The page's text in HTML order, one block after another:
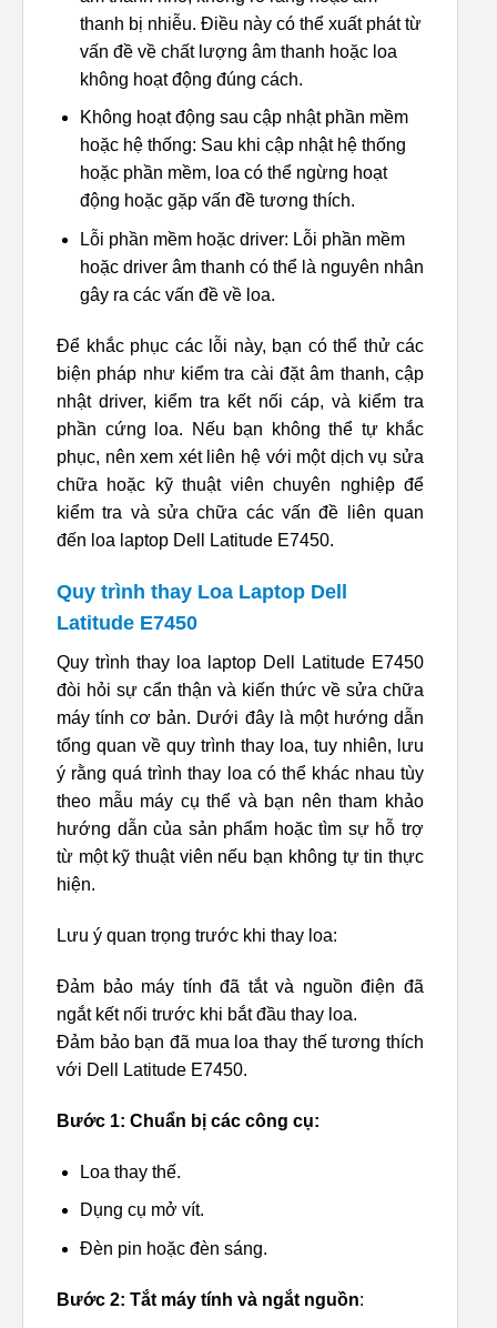
thanh bị nhiễu. Điều này có thể xuất phát từ
vấn đề về chất lượng âm thanh hoặc loa
không hoạt động đúng cách.
Không hoạt động sau cập nhật phần mềm
hoặc hệ thống: Sau khi cập nhật hệ thống
hoặc phần mềm, loa có thể ngừng hoạt
động hoặc gặp vấn đề tương thích.
Lỗi phần mềm hoặc driver: Lỗi phần mềm
hoặc driver âm thanh có thể là nguyên nhân
gây ra các vấn đề về loa.
Để khắc phục các lỗi này, bạn có thể thử các
biện pháp như kiểm tra cài đặt âm thanh, cập
nhật driver, kiểm tra kết nối cáp, và kiểm tra
phần cứng loa. Nếu bạn không thể tự khắc
phục, nên xem xét liên hệ với một dịch vụ sửa
chữa hoặc kỹ thuật viên chuyên nghiệp để
kiểm tra và sửa chữa các vấn đề liên quan
đến loa laptop Dell Latitude E7450.
Quy trình thay Loa Laptop Dell
Latitude E7450
Quy trình thay loa laptop Dell Latitude E7450
đòi hỏi sự cẩn thận và kiến thức về sửa chữa
máy tính cơ bản. Dưới đây là một hướng dẫn
tổng quan về quy trình thay loa, tuy nhiên, lưu
ý rằng quá trình thay loa có thể khác nhau tùy
theo mẫu máy cụ thể và bạn nên tham khảo
hướng dẫn của sản phẩm hoặc tìm sự hỗ trợ
từ một kỹ thuật viên nếu bạn không tự tin thực
hiện.
Lưu ý quan trọng trước khi thay loa:
Đảm bảo máy tính đã tắt và nguồn điện đã
ngắt kết nối trước khi bắt đầu thay loa.
Đảm bảo bạn đã mua loa thay thế tương thích
với Dell Latitude E7450.
Bước 1: Chuẩn bị các công cụ:
Loa thay thế.
Dụng cụ mở vít.
Đèn pin hoặc đèn sáng.
Bước 2: Tắt máy tính và ngắt nguồn: